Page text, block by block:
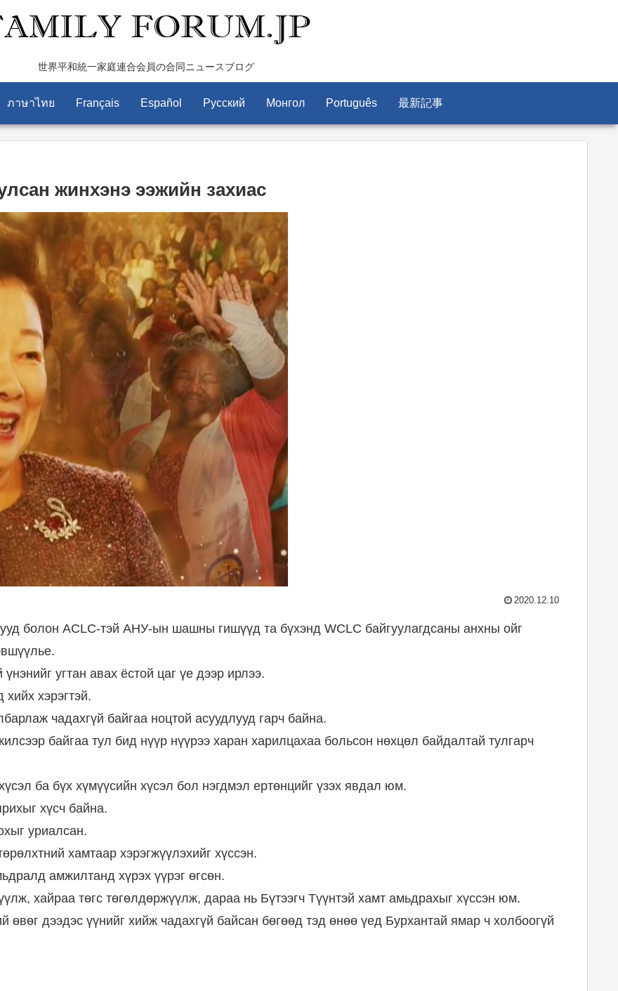
世界平和統一家庭連合会員の合同ニュースブログ
ภาษาไทย Français Español Pусский Монгол Português 最新記事
жинхэнэ ээжийн захиас
2020.12.10
болон ACLC-тэй АНУ-ын шашны гишүүд та бүхэнд WCLC байгуулагдсаны анхны ойг
угтан авах ёстой цаг үе дээр ирлээ.
хэрэгтэй.
чадахгүй байгаа ноцтой асуудлууд гарч байна.
байгаа тул бид нүүр нүүрээ харан харилцахаа больсон нөхцөл байдалтай тулгарч
ба бүх хүмүүсийн хүсэл бол нэгдмэл ертөнцийг үзэх явдал юм.
хүсч байна.
уриалсан.
хамтаар хэрэгжүүлэхийг хүссэн.
амжилтанд хүрэх үүрэг өгсөн.
хайраа төгс төгөлдөржүүлж, дараа нь Бүтээгч Түүнтэй хамт амьдрахыг хүссэн юм.
дээдэс үүнийг хийж чадахгүй байсан бөгөөд тэд өнөө үед Бурхантай ямар ч холбоогүй